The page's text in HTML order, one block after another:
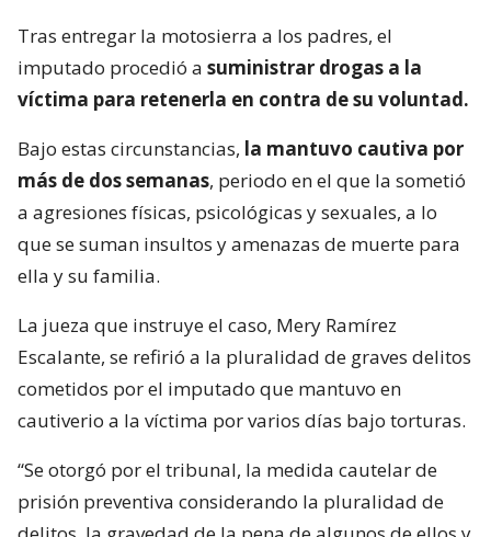
Tras entregar la motosierra a los padres, el
imputado procedió a suministrar drogas a la
víctima para retenerla en contra de su voluntad.
Bajo estas circunstancias, la mantuvo cautiva por
más de dos semanas, periodo en el que la sometió
a agresiones físicas, psicológicas y sexuales, a lo
que se suman insultos y amenazas de muerte para
ella y su familia.
La jueza que instruye el caso, Mery Ramírez
Escalante, se refirió a la pluralidad de graves delitos
cometidos por el imputado que mantuvo en
cautiverio a la víctima por varios días bajo torturas.
“Se otorgó por el tribunal, la medida cautelar de
prisión preventiva considerando la pluralidad de